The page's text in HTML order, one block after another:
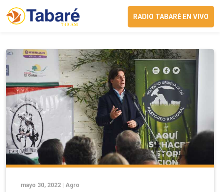
RADIO TABARÉ EN VIVO
mayo 30, 2022 | Agro